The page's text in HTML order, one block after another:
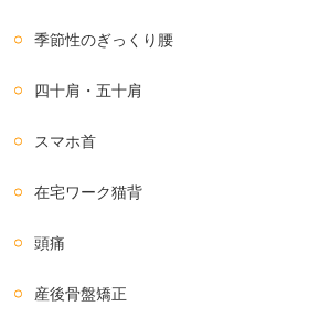
季節性のぎっくり腰
四十肩・五十肩
スマホ首
在宅ワーク猫背
頭痛
産後骨盤矯正